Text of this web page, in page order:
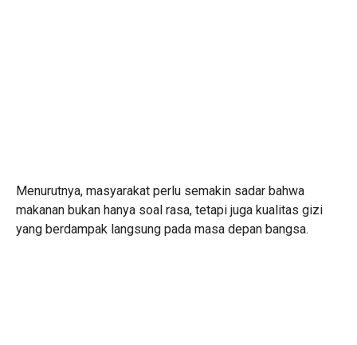
Menurutnya, masyarakat perlu semakin sadar bahwa
makanan bukan hanya soal rasa, tetapi juga kualitas gizi
yang berdampak langsung pada masa depan bangsa.